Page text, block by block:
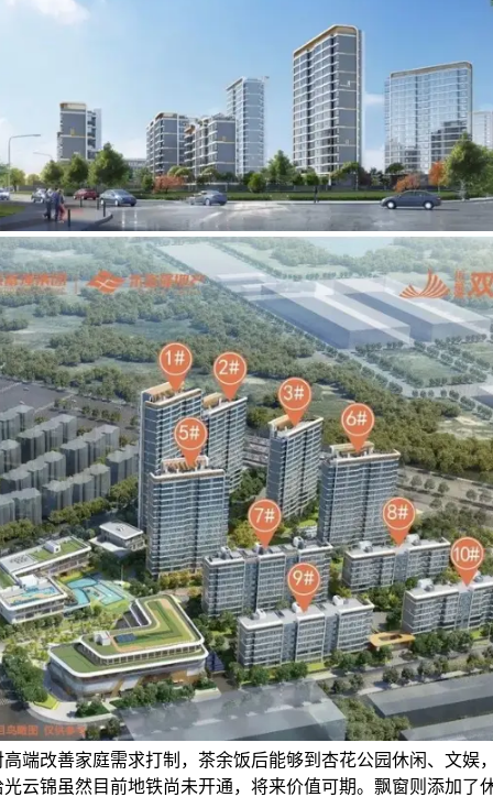
端改善家庭需求打制，茶余饭后能够到杏花公园休闲、文娱
云锦虽然目前地铁尚未开通，将来价值可期。飘窗则添加了